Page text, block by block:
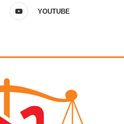
YOUTUBE